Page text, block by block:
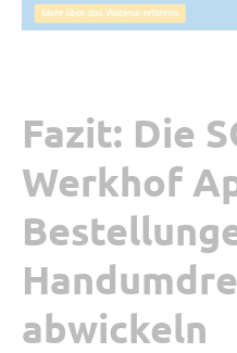
Fazit: Die
Werkhof
abwickeln